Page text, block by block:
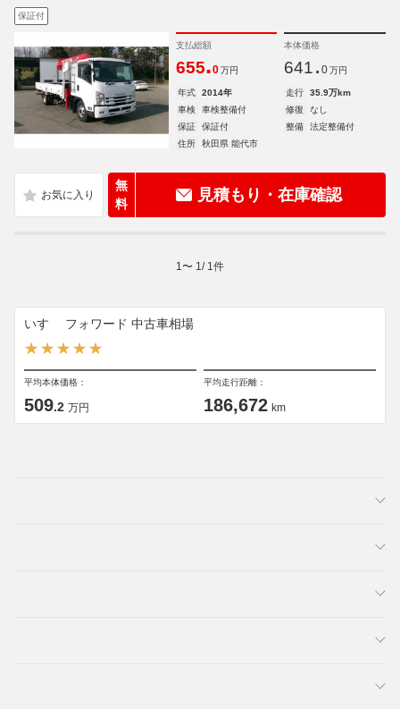
保証付
支払総額
655.0 万円
本体価格
641. 0 万円
年式 2014年 走行
35.9万km
車検
車検整備付 修復
なし
保証
保証付 整備
法定整備付
住所
秋田県 能代市
無
料
見積もり・在庫確認
1 〜 1 / 1 件
いすゞ フォワード 中古車相場
平均本体価格：
509.2 万円
平均走行距離：
186,672 km